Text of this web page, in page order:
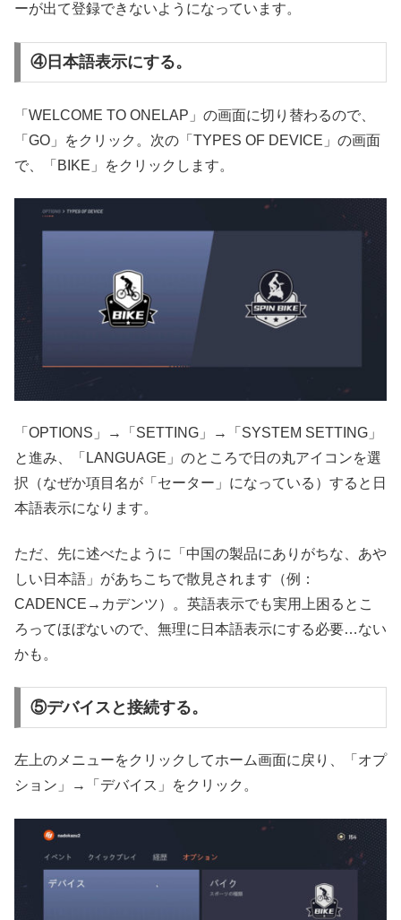
ーが出て登録できないようになっています。
④日本語表示にする。
「WELCOME TO ONELAP」の画面に切り替わるので、
「GO」をクリック。次の「TYPES OF DEVICE」の画面
で、「BIKE」をクリックします。
「OPTIONS」→「SETTING」→「SYSTEM SETTING」
と進み、「LANGUAGE」のところで日の丸アイコンを選
択（なぜか項目名が「セーター」になっている）すると日
本語表示になります。
ただ、先に述べたように「中国の製品にありがちな、あや
しい日本語」があちこちで散見されます（例：
CADENCE→カデンツ）。英語表示でも実用上困るとこ
ろってほぼないので、無理に日本語表示にする必要…ない
かも。
⑤デバイスと接続する。
左上のメニューをクリックしてホーム画面に戻り、「オプ
ション」→「デバイス」をクリック。